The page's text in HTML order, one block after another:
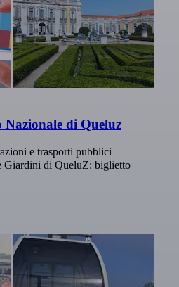
di Queluz
e trasporti pubblici
Giardini di QueluZ: biglietto